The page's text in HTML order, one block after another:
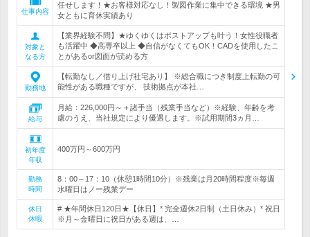
仕事内容
任せします！★お客様対応なし！製図作業に集中できる環境 ★男
女ともに育休実績あり
対象と
なる方
【業界経験不問】★ゆくゆくはポストアップも叶う！女性役職者
も活躍中 ◆高専卒以上 ◆自信がなくてもOK！CADを使用したこ
とがあるor図面が読める方
勤務地
【転勤なし／借り上げ社宅あり】 ※総合職につき制度上転勤の可
能性がある職種ですが、 技術拠点が本社…
給与
月給：226,000円～＋諸手当（残業手当など）※経験、年齢を考
慮のうえ、当社規定により優遇します。※試用期間3ヵ月…
初年度
年収
400万円～600万円
勤務
時間
8：00～17：10（休憩1時間10分）※残業は月20時間程度※毎週
水曜日はノー残業デー
休日
休暇
# ★年間休日120日★【休日】* 完全週休2日制（土日休み）* 祝日
※月～金曜日に祝日がある週は、…